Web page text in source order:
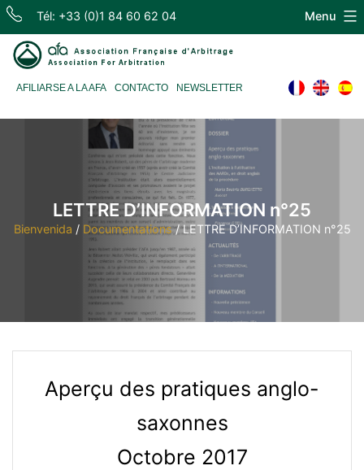
Skip
content
Tél: +33 (0)1 84 60 62 04
d'Arbitrage
AFILIARSE A LA AFA CONTACTO NEWSLETTER
Menu
LETTRE D’INFORMATION n°25
Bienvenida / Documentations/LETTRE D’INFORMATION n°25
Aperçu des pratiques anglo-
saxonnes
Octobre 2017